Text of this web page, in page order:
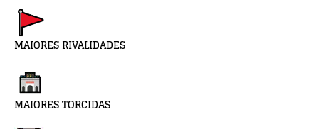
MAIORES RIVALIDADES
MAIORES TORCIDAS